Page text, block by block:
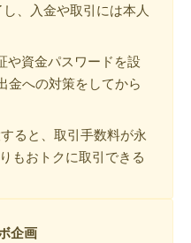
、入金や取引には本人
や資金パスワードを設
金への対策をしてから
ると、取引手数料が永
もおトクに取引できる
企画